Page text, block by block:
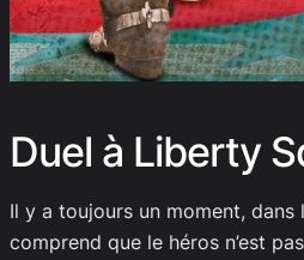
Duel à Liberty
Il y a toujours un moment, dans
comprend que le héros n’est